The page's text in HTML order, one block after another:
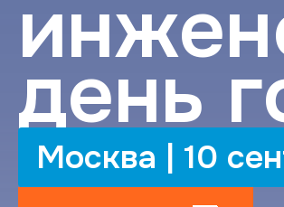
день
Москва | 10